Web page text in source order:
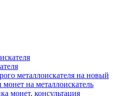
металлоискателя на новый
на металлоискатель
монет, консультация